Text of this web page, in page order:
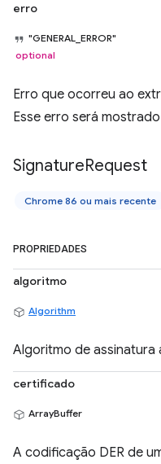
erro
"GENERAL_ERROR"
optional
Erro que ocorreu ao
Esse erro será
SignatureRequest
Chrome 86 ou mais recente
PROPRIEDADES
algoritmo
Algorithm
Algoritmo de assinatura
certificado
ArrayBuffer
A codificação DER de